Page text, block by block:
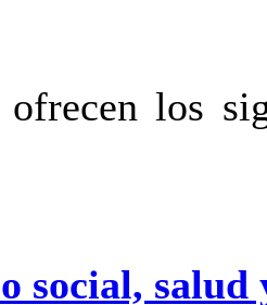
los
social, salud